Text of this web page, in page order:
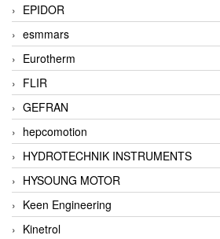
EPIDOR
esmmars
Eurotherm
FLIR
GEFRAN
hepcomotion
HYDROTECHNIK INSTRUMENTS
HYSOUNG MOTOR
Keen Engineering
Kinetrol